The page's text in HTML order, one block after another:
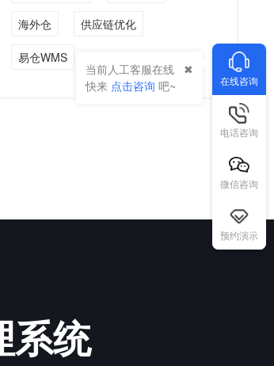
海外仓 供应链优化
易仓WMS
系统
在线咨询
当前人工客服在线
快来 点击咨询 吧~
电话咨询
微信咨询
预约演示